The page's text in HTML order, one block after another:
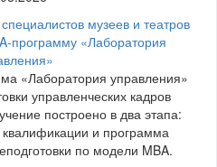
музеев и театров
программу «Лаборатория
«Лаборатория управления»
управленческих кадров
построено в два этапа:
и программа
по модели MBA.